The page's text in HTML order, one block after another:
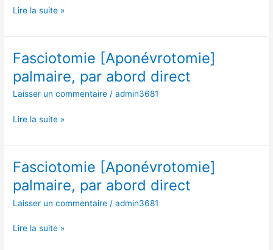
direct
Lire la suite »
Fasciotomie [Aponévrotomie]
palmaire, par abord direct
Laisser un commentaire /admin3681
Fasciotomie
[Aponévrotomie]
palmaire,
par
direct
Lire la suite »
Fasciotomie [Aponévrotomie]
palmaire, par abord direct
Laisser un commentaire /admin3681
Fasciotomie
[Aponévrotomie]
palmaire,
par
direct
Lire la suite »